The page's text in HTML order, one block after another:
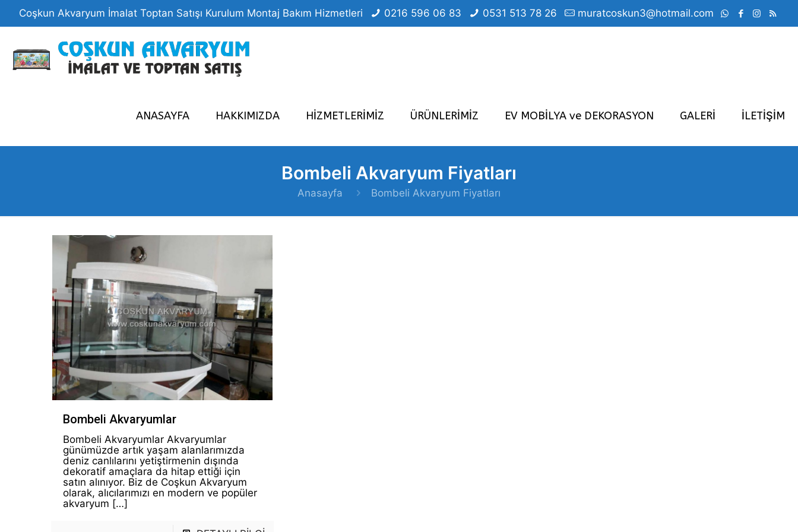
Coşkun Akvaryum İmalat Toptan Satışı Kurulum Montaj Bakım Hizmetleri 0216 596 06 83 0531 513 78 26 muratcoskun3@hotmail.com
ANASAYFA HAKKIMIZDA HİZMETLERİMİZ ÜRÜNLERİMİZ EV MOBİLYA ve DEKORASYON GALERİ İLETİŞİM
Bombeli Akvaryum Fiyatları
Anasayfa Bombeli Akvaryum Fiyatları
Bombeli Akvaryumlar
Bombeli Akvaryumlar Akvaryumlar
günümüzde artık yaşam alanlarımızda
deniz canlılarını yetiştirmenin dışında
dekoratif amaçlara da hitap ettiği için
satın alınıyor. Biz de Coşkun Akvaryum
olarak, alıcılarımızı en modern ve popüler
akvaryum […]